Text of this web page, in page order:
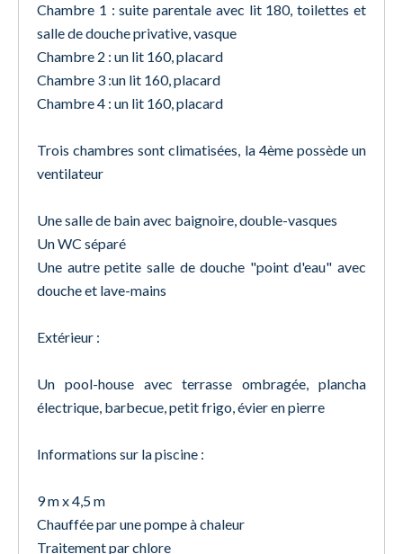
Chambre 1 : suite parentale avec lit 180, toilettes et
salle de douche privative, vasque
Chambre 2 : un lit 160, placard
Chambre 3 :un lit 160, placard
Chambre 4 : un lit 160, placard
Trois chambres sont climatisées, la 4ème possède un
ventilateur
Une salle de bain avec baignoire, double-vasques
Un WC séparé
Une autre petite salle de douche "point d'eau" avec
douche et lave-mains
Extérieur :
Un pool-house avec terrasse ombragée, plancha
électrique, barbecue, petit frigo, évier en pierre
Informations sur la piscine :
9 m x 4,5 m
Chauffée par une pompe à chaleur
Traitement par chlore